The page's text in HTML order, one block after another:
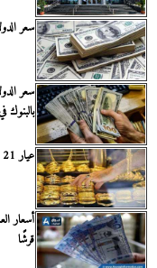
سعر
عيار 21 بـ2340.. تراجع أسعار الذهب بالأسواق المحلية
قرشًا